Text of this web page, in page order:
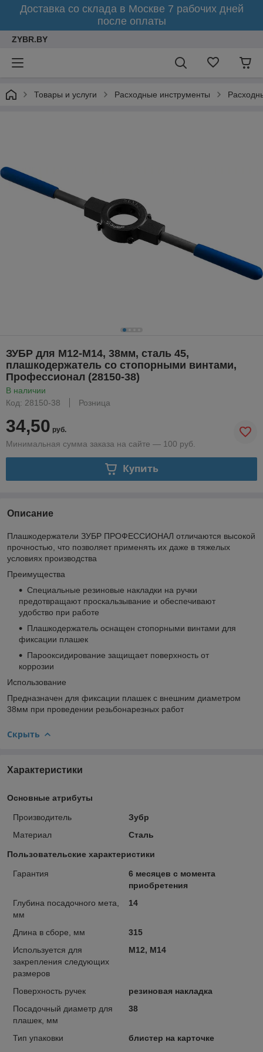
Доставка со склада в Москве 7 рабочих дней
после оплаты
ZYBR.BY
Товары и услуги Расходные инструменты
ЗУБР для M12-M14, 38мм, сталь 45,
плашкодержатель со стопорными винтами,
Профессионал (28150-38)
В наличии
Код: 28150-38
Розница
34,50 руб.
Минимальная сумма заказа на сайте — 100 руб.
Купить
Описание
Плашкодержатели ЗУБР ПРОФЕССИОНАЛ отличаются высокой
прочностью, что позволяет применять их даже в тяжелых
условиях производства
Преимущества
Специальные резиновые накладки на ручки
предотвращают проскальзывание и обеспечивают
удобство при работе
Плашкодержатель оснащен стопорными винтами для
фиксации плашек
Парооксидирование защищает поверхность от
коррозии
Использование
Предназначен для фиксации плашек с внешним диаметром
38мм при проведении резьбонарезных работ
Скрыть
Характеристики
Основные атрибуты
Производитель
Зубр
Материал
Сталь
Пользовательские характеристики
Гарантия
6 месяцев с момента
приобретения
Глубина посадочного мета,
мм
14
Длина в сборе, мм
315
Используется для
закрепления следующих
размеров
М12, М14
Поверхность ручек
резиновая накладка
Посадочный диаметр для
плашек, мм
38
Тип упаковки
блистер на карточке